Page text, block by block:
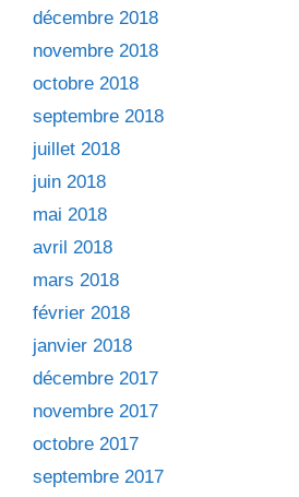
décembre 2018
novembre 2018
octobre 2018
septembre 2018
juillet 2018
juin 2018
mai 2018
avril 2018
mars 2018
février 2018
janvier 2018
décembre 2017
novembre 2017
octobre 2017
septembre 2017